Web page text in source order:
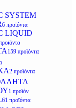
SYSTEM
6 προϊόντα
LIQUID
159 προϊόντα
2 προϊόντα
1 προϊόν
61 προϊόντα